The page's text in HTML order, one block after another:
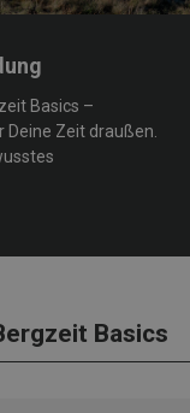
Basics –
Zeit draußen.
Basics